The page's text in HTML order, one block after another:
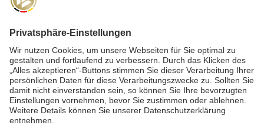
Für dieAkademie-Postanmelden und auf dem Laufenden
bleiben!